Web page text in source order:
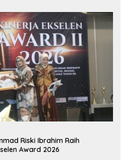
Riski Ibrahim Raih
Award 2026